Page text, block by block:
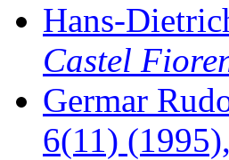
Hans-
Castel
Germar
6(11)